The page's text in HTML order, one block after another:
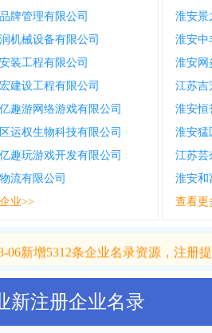
牌管理有限公司
机械设备有限公司
装工程有限公司
建设工程有限公司
趣游网络游戏有限公司
运权生物科技有限公司
趣玩游戏开发有限公司
流有限公司
业>>
淮安景
淮安中
淮安网
江苏吉
淮安恒
淮安猛
江苏芸
淮安和
查看更
新增 条企业名录资源，注册提
06新增5312条企业名录资源，注册
新注册企业名录